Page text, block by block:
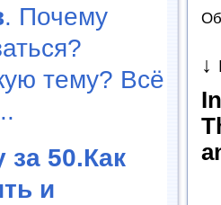
. Почему
тему? Всё
за 50.Как
и